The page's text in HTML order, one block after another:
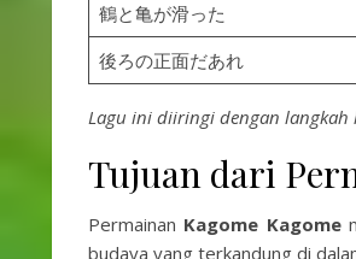
鶴と亀が滑った
後ろの正面だあれ
Lagu ini diiringi dengan langkah
Tujuan dari
Permainan Kagome Kagome
budaya yang terkandung di